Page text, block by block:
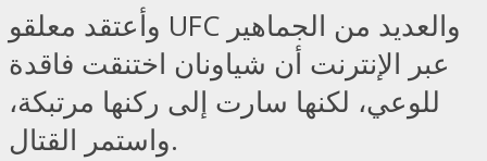
وأعتقد معلقو UFC والعديد من الجماهير
عبر الإنترنت أن شياونان اختنقت فاقدة
للوعي، لكنها سارت إلى ركنها مرتبكة،
واستمر القتال.